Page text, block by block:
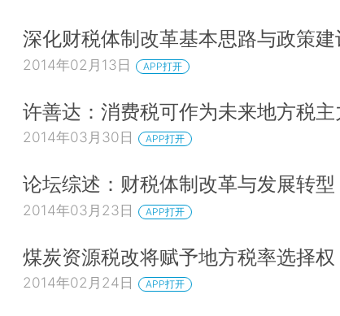
深化财税体制改革基本思路与政策建
2014年02月13日 APP打开
许善达：消费税可作为未来地方税主
2014年03月30日 APP打开
论坛综述：财税体制改革与发展转型
2014年03月23日 APP打开
煤炭资源税改将赋予地方税率选择权
2014年02月24日 APP打开